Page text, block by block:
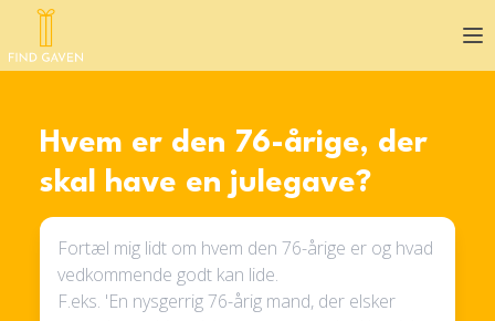
Hvem er den 76-årige, der
skal have en julegave?